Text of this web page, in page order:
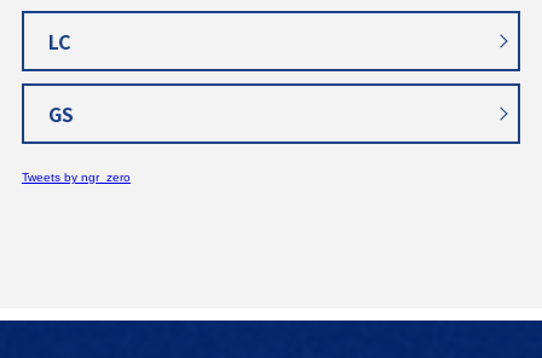
LC
GS
Tweets by ngr_zero